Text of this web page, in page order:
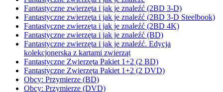
Fantastyczne zwierzęta i jak je znaleźć (2BD 3-D)
Fantastyczne zwierzęta i jak je znaleźć (2BD 3-D Steelbook)
Fantastyczne zwierzęta i jak je znaleźć (2BD 4K)
Fantastyczne zwierzęta i jak je znaleźć (BD)
Fantastyczne zwierzęta i jak je znaleźć. Edycja
kolekcjonerska z kartami zwierząt
Fantastyczne Zwierzęta Pakiet 1+2 (2 BD)
Fantastyczne Zwierzęta Pakiet 1+2 (2 DVD)
Obcy: Przymierze (BD)
Obcy: Przymierze (DVD)